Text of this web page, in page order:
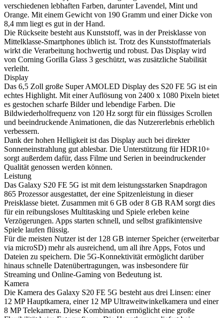
verschiedenen lebhaften Farben, darunter Lavendel, Mint und
Orange. Mit einem Gewicht von 190 Gramm und einer Dicke von
8,4 mm liegt es gut in der Hand.
Die Rückseite besteht aus Kunststoff, was in der Preisklasse von
Mittelklasse-Smartphones üblich ist. Trotz des Kunststoffmaterials
wirkt die Verarbeitung hochwertig und robust. Das Display wird
von Corning Gorilla Glass 3 geschützt, was zusätzliche Stabilität
verleiht.
Display
Das 6,5 Zoll große Super AMOLED Display des S20 FE 5G ist ein
echtes Highlight. Mit einer Auflösung von 2400 x 1080 Pixeln bietet
es gestochen scharfe Bilder und lebendige Farben. Die
Bildwiederholfrequenz von 120 Hz sorgt für ein flüssiges Scrollen
und beeindruckende Animationen, die das Nutzererlebnis erheblich
verbessern.
Dank der hohen Helligkeit ist das Display auch bei direkter
Sonneneinstrahlung gut ablesbar. Die Unterstützung für HDR10+
sorgt außerdem dafür, dass Filme und Serien in beeindruckender
Qualität genossen werden können.
Leistung
Das Galaxy S20 FE 5G ist mit dem leistungsstarken Snapdragon
865 Prozessor ausgestattet, der eine Spitzenleistung in dieser
Preisklasse bietet. Zusammen mit 6 GB oder 8 GB RAM sorgt dies
für ein reibungsloses Multitasking und Spiele erleben keine
Verzögerungen. Apps starten schnell, und selbst grafikintensive
Spiele laufen flüssig.
Für die meisten Nutzer ist der 128 GB interner Speicher (erweiterbar
via microSD) mehr als ausreichend, um all ihre Apps, Fotos und
Dateien zu speichern. Die 5G-Konnektivität ermöglicht darüber
hinaus schnelle Datenübertragungen, was insbesondere für
Streaming und Online-Gaming von Bedeutung ist.
Kamera
Die Kamera des Galaxy S20 FE 5G besteht aus drei Linsen: einer
12 MP Hauptkamera, einer 12 MP Ultraweitwinkelkamera und einer
8 MP Telekamera. Diese Kombination ermöglicht eine große